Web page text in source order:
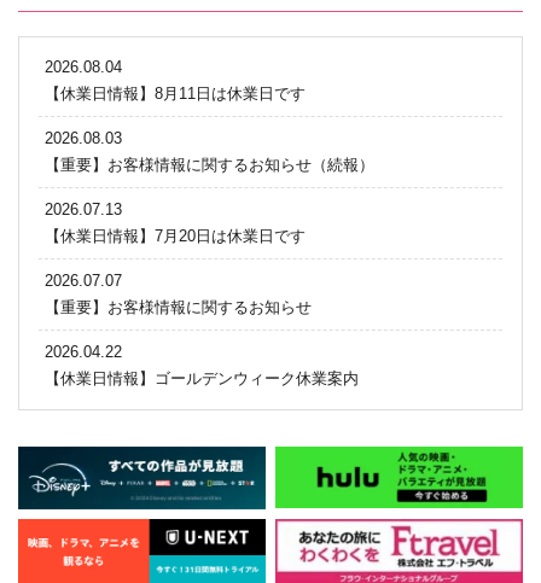
2026.08.04
【休業日情報】8月11日は休業日です
2026.08.03
【重要】お客様情報に関するお知らせ（続報）
2026.07.13
【休業日情報】7月20日は休業日です
2026.07.07
【重要】お客様情報に関するお知らせ
2026.04.22
【休業日情報】ゴールデンウィーク休業案内